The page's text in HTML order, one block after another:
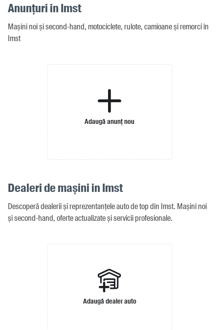
Anunțuri in Imst
Mașini noi și second-hand, motociclete, rulote, camioane și remorci în
Imst
Adaugă anunț nou
Dealeri de mașini in Imst
Descoperă dealerii și reprezentanțele auto de top din Imst. Mașini noi
și second-hand, oferte actualizate și servicii profesionale.
Adaugă dealer auto